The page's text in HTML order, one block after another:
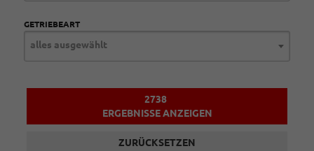
GETRIEBEART
alles ausgewählt
2738
ERGEBNISSE ANZEIGEN
ZURÜCKSETZEN